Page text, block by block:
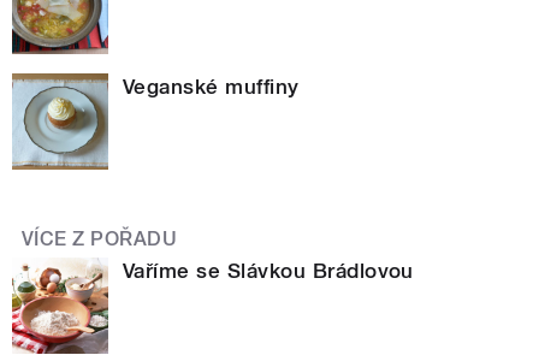
Veganské muffiny
VÍCE Z POŘADU
Vaříme se Slávkou Brádlovou